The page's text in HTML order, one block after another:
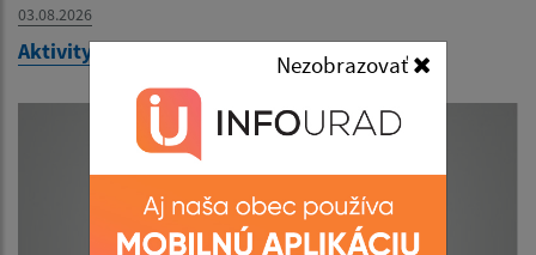
Nezobrazovať
03.08.2026
Aktivity RT - júl 2026